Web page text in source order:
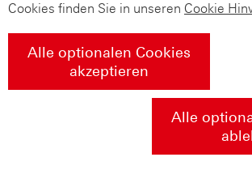
Cookies finden Sie in unseren Cookie
Alle optionalen Cookies
akzeptieren
Alle